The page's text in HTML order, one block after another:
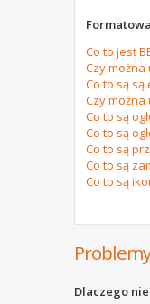
Co to jest
Czy można
Co to są
Czy
Co to są
Co to są
Co to są
Co to są
Co to są
Dlaczego